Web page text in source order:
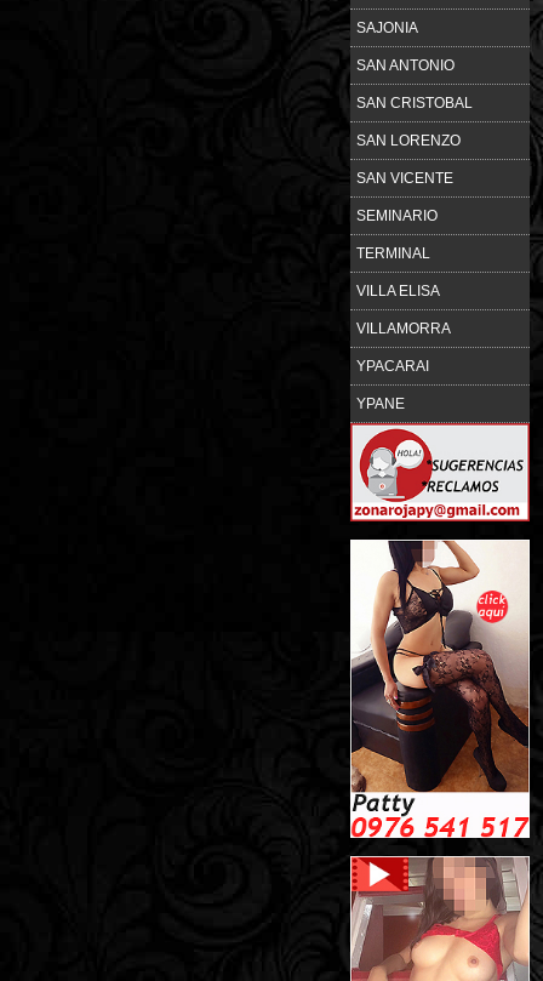
SAJONIA
SAN ANTONIO
SAN CRISTOBAL
SAN LORENZO
SAN VICENTE
SEMINARIO
TERMINAL
VILLA ELISA
VILLAMORRA
YPACARAI
YPANE